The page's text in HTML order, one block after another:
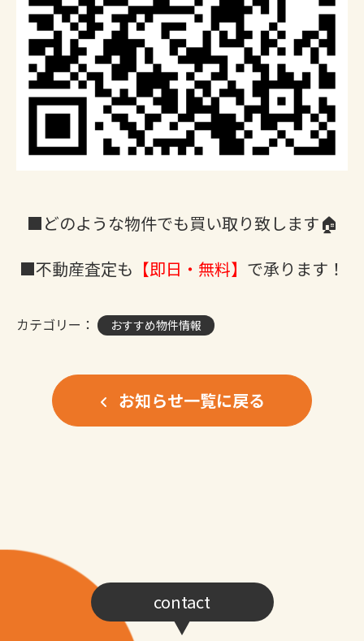
■どのような物件でも買い取り致します🏠
■不動産査定も 【即日・無料】 で承ります！
カテゴリー： おすすめ物件情報
お知らせ一覧に戻る
contact